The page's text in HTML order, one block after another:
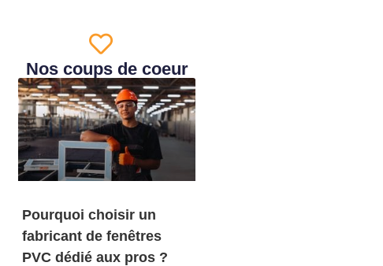
Nos coups de coeur
Pourquoi choisir un
fabricant de fenêtres
PVC dédié aux pros ?